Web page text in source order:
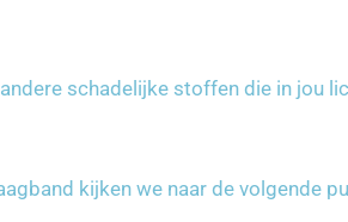
schadelijke stoffen die in jou
kijken we naar de volgende